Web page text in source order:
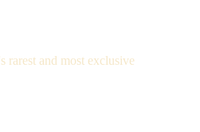
rarest and most exclusive